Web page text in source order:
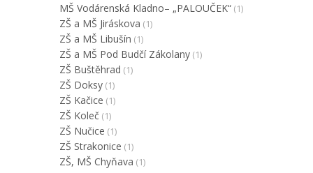
MŠ Vodárenská Kladno– „PALOUČEK“ (1)
ZŠ a MŠ Jiráskova (1)
ZŠ a MŠ Libušín (1)
ZŠ a MŠ Pod Budčí Zákolany (1)
ZŠ Buštěhrad (1)
ZŠ Doksy (1)
ZŠ Kačice (1)
ZŠ Koleč (1)
ZŠ Nučice (1)
ZŠ Strakonice (1)
ZŠ, MŠ Chyňava (1)